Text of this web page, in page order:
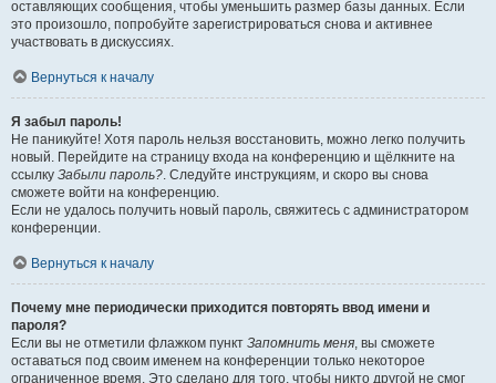
оставляющих сообщения, чтобы уменьшить размер базы данных. Если
это произошло, попробуйте зарегистрироваться снова и активнее
участвовать в дискуссиях.
Вернуться к началу
Я забыл пароль!
Не паникуйте! Хотя пароль нельзя восстановить, можно легко получить
новый. Перейдите на страницу входа на конференцию и щёлкните на
ссылку Забыли пароль?. Следуйте инструкциям, и скоро вы снова
сможете войти на конференцию.
Если не удалось получить новый пароль, свяжитесь с администратором
конференции.
Вернуться к началу
Почему мне периодически приходится повторять ввод имени и
пароля?
Если вы не отметили флажком пункт Запомнить меня, вы сможете
оставаться под своим именем на конференции только некоторое
ограниченное время. Это сделано для того, чтобы никто другой не смог